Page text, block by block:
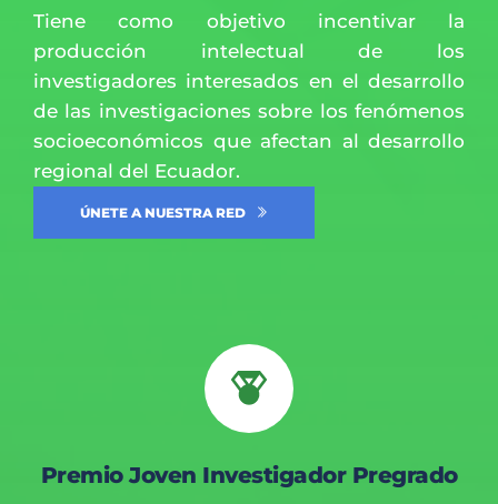
Tiene como objetivo incentivar la
producción intelectual de los
investigadores interesados en el desarrollo
de las investigaciones sobre los fenómenos
socioeconómicos que afectan al desarrollo
regional del Ecuador.
ÚNETE A NUESTRA RED
Premio Joven Investigador Pregrado